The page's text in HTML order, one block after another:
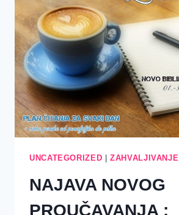
I
POŽELJAN
STAV?
UNCATEGORIZED |ZAHVALJIVANJE
NAJAVA NOVOG
PROUČAVANJA :